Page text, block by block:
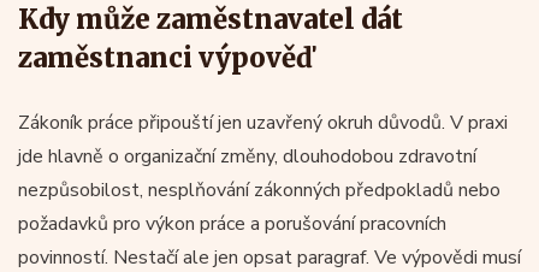
Kdy může zaměstnavatel dát
zaměstnanci výpověď
Zákoník práce připouští jen uzavřený okruh důvodů. V praxi
jde hlavně o organizační změny, dlouhodobou zdravotní
nezpůsobilost, nesplňování zákonných předpokladů nebo
požadavků pro výkon práce a porušování pracovních
povinností. Nestačí ale jen opsat paragraf. Ve výpovědi musí